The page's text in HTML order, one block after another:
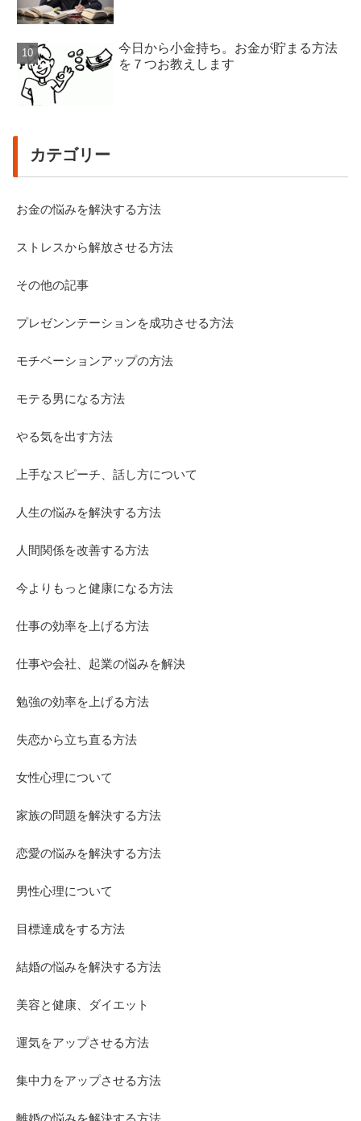
今日から小金持ち。お金が貯まる方法
を７つお教えします
カテゴリー
お金の悩みを解決する方法
ストレスから解放させる方法
その他の記事
プレゼンンテーションを成功させる方法
モチベーションアップの方法
モテる男になる方法
やる気を出す方法
上手なスピーチ、話し方について
人生の悩みを解決する方法
人間関係を改善する方法
今よりもっと健康になる方法
仕事の効率を上げる方法
仕事や会社、起業の悩みを解決
勉強の効率を上げる方法
失恋から立ち直る方法
女性心理について
家族の問題を解決する方法
恋愛の悩みを解決する方法
男性心理について
目標達成をする方法
結婚の悩みを解決する方法
美容と健康、ダイエット
運気をアップさせる方法
集中力をアップさせる方法
離婚の悩みを解決する方法